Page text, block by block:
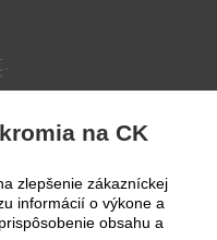
hod
888 na CK
zlepšenie zákazníckej
informácií o výkone a
obsahu a